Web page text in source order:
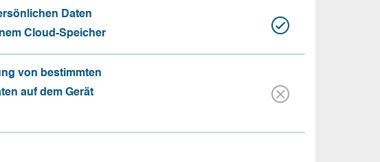
Daten
Cloud-Speicher
von bestimmten
auf dem Gerät